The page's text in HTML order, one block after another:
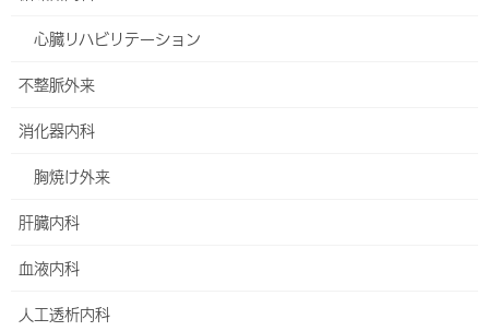
スタッフ紹介
理事長
安里 哲好
科学会認定内科医、日本医師会認定産業医
血液浄化部長
心臓リハビリテーション
不整脈外来
消化器内科
胸焼け外来
肝臓内科
血液内科
人工透析内科